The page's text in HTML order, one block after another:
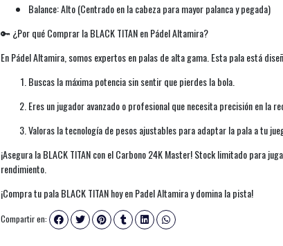
Balance: Alto (Centrado en la cabeza para mayor palanca y pegada)
🔑 ¿Por qué Comprar la BLACK TITAN en Pádel Altamira?
En Pádel Altamira, somos expertos en palas de alta gama. Esta pala está
Buscas la máxima potencia sin sentir que pierdes la bola.
Eres un jugador avanzado o profesional que necesita precisión en la
Valoras la tecnología de pesos ajustables para adaptar la pala a tu
¡Asegura la BLACK TITAN con el Carbono 24K Master! Stock limitado para
rendimiento.
¡Compra tu pala BLACK TITAN hoy en Padel Altamira y domina la pista!
Compartir en: